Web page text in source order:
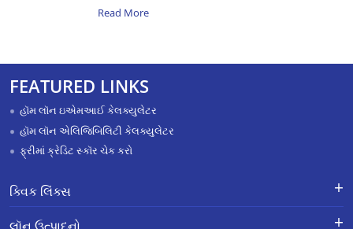
Read More
FEATURED LINKS
હૉમ લૉન ઇએમઆઈ કેલક્યુલેટર
હૉમ લૉન એલિજિબિલિટી કેલક્યુલેટર
ફ્રીમાં ક્રેડિટ સ્કૉર ચેક કરો
ક્વિક લિંક્સ
લૉન માટે અરજી કરો